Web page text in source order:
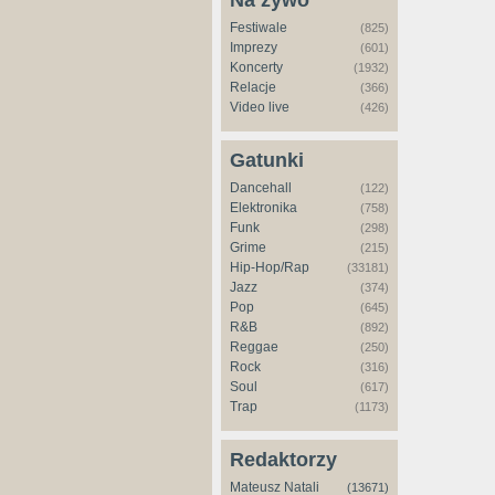
Festiwale (825)
Imprezy (601)
Koncerty (1932)
Relacje (366)
Video live (426)
Gatunki
Dancehall (122)
Elektronika (758)
Funk (298)
Grime (215)
Hip-Hop/Rap (33181)
Jazz (374)
Pop (645)
R&B (892)
Reggae (250)
Rock (316)
Soul (617)
Trap (1173)
Redaktorzy
Mateusz Natali (13671)